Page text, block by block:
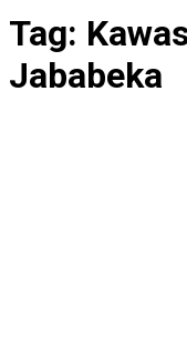
Tag:
Jababeka